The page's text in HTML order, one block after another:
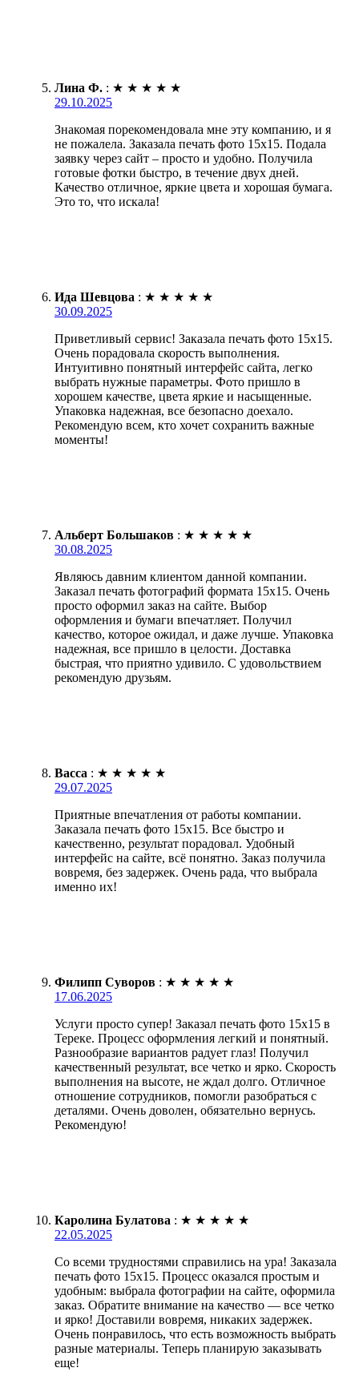
Лина Ф. : ★ ★ ★ ★ ★
29.10.2025
Знакомая порекомендовала мне эту компанию, и я
не пожалела. Заказала печать фото 15х15. Подала
заявку через сайт – просто и удобно. Получила
готовые фотки быстро, в течение двух дней.
Качество отличное, яркие цвета и хорошая бумага.
Это то, что искала!
Ида Шевцова : ★ ★ ★ ★ ★
30.09.2025
Приветливый сервис! Заказала печать фото 15х15.
Очень порадовала скорость выполнения.
Интуитивно понятный интерфейс сайта, легко
выбрать нужные параметры. Фото пришло в
хорошем качестве, цвета яркие и насыщенные.
Упаковка надежная, все безопасно доехало.
Рекомендую всем, кто хочет сохранить важные
моменты!
Альберт Большаков : ★ ★ ★ ★ ★
30.08.2025
Являюсь давним клиентом данной компании.
Заказал печать фотографий формата 15х15. Очень
просто оформил заказ на сайте. Выбор
оформления и бумаги впечатляет. Получил
качество, которое ожидал, и даже лучше. Упаковка
надежная, все пришло в целости. Доставка
быстрая, что приятно удивило. С удовольствием
рекомендую друзьям.
Васса : ★ ★ ★ ★ ★
29.07.2025
Приятные впечатления от работы компании.
Заказала печать фото 15х15. Все быстро и
качественно, результат порадовал. Удобный
интерфейс на сайте, всё понятно. Заказ получила
вовремя, без задержек. Очень рада, что выбрала
именно их!
Филипп Суворов : ★ ★ ★ ★ ★
17.06.2025
Услуги просто супер! Заказал печать фото 15х15 в
Тереке. Процесс оформления легкий и понятный.
Разнообразие вариантов радует глаз! Получил
качественный результат, все четко и ярко. Скорость
выполнения на высоте, не ждал долго. Отличное
отношение сотрудников, помогли разобраться с
деталями. Очень доволен, обязательно вернусь.
Рекомендую!
Каролина Булатова : ★ ★ ★ ★ ★
22.05.2025
Со всеми трудностями справились на ура! Заказала
печать фото 15х15. Процесс оказался простым и
удобным: выбрала фотографии на сайте, оформила
заказ. Обратите внимание на качество — все четко
и ярко! Доставили вовремя, никаких задержек.
Очень понравилось, что есть возможность выбрать
разные материалы. Теперь планирую заказывать
еще!